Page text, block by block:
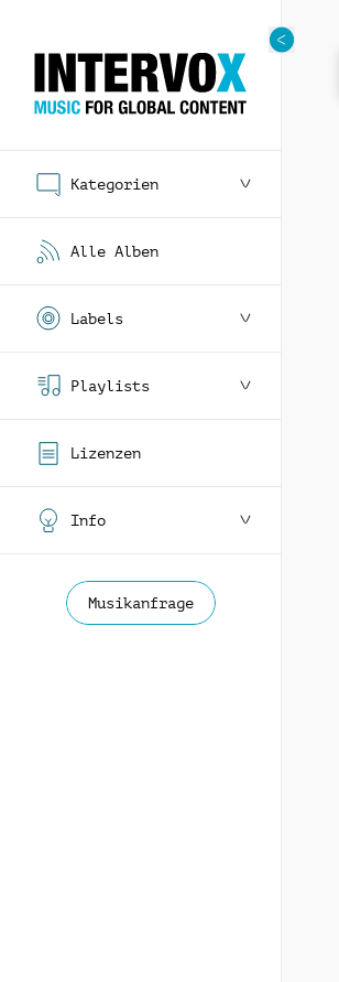
Kategorien
Alle Alben
Labels
Playlists
Lizenzen
Info
Musikanfrage